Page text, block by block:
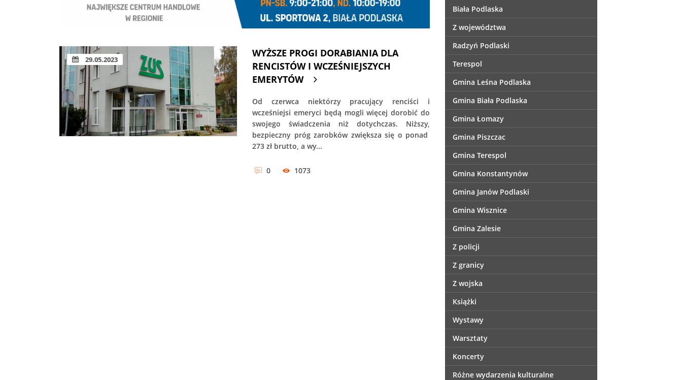
29.05.2023
WYŻSZE PROGI DORABIANIA DLA
RENCISTÓW I WCZEŚNIEJSZYCH
EMERYTÓW
Od czerwca niektórzy pracujący renciści i
wcześniejsi emeryci będą mogli więcej dorobić do
swojego świadczenia niż dotychczas. Niższy,
bezpieczny próg zarobków zwiększa się o ponad
273 zł brutto, a wy...
0 1073
Biała Podlaska
Z województwa
Radzyń Podlaski
Terespol
Gmina Leśna Podlaska
Gmina Biała Podlaska
Gmina Łomazy
Gmina Piszczac
Gmina Terespol
Gmina Konstantynów
Gmina Janów Podlaski
Gmina Wisznice
Gmina Zalesie
Z policji
Z granicy
Z wojska
Książki
Wystawy
Warsztaty
Koncerty
Różne wydarzenia kulturalne